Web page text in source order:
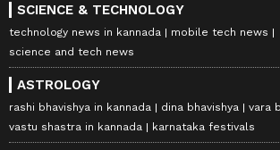
SCIENCE & TECHNOLOGY
technology news in kannada
mobile tech news
science and tech news
ASTROLOGY
rashi bhavishya in kannada dina bhavishya
vara
vastu shastra in kannada
karnataka festivals